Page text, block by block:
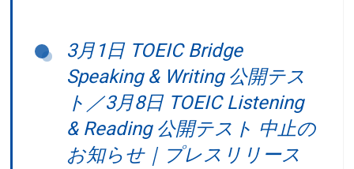
3月1日 TOEIC Bridge
Speaking & Writing 公開テス
ト／3月8日 TOEIC Listening
& Reading 公開テスト 中止の
お知らせ｜プレスリリース